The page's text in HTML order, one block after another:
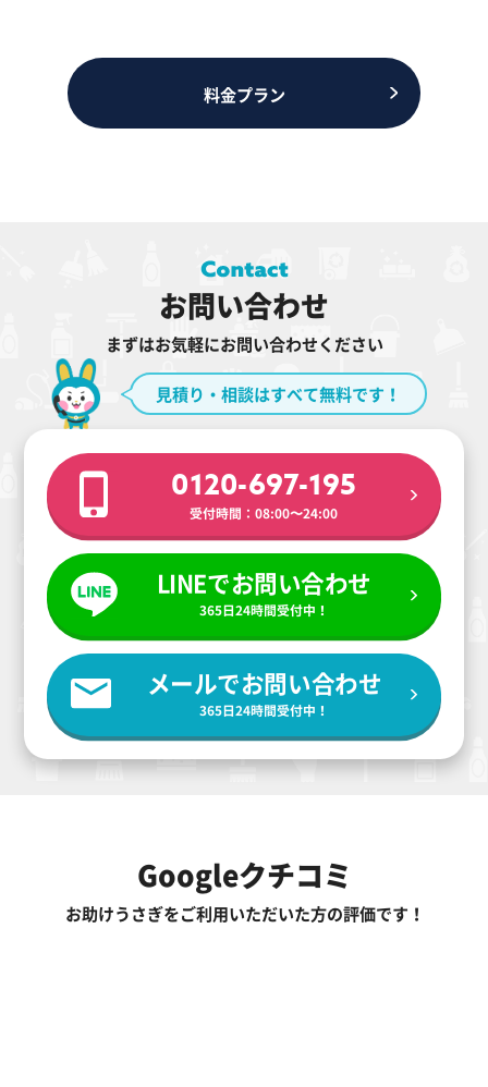
料金プラン
お問い合わせ
まずはお気軽にお問い合わせください
見積り・相談はすべて無料です！
0120-697-195
受付時間：08:00〜24:00
LINEでお問い合わせ
365日24時間受付中！
メールでお問い合わせ
365日24時間受付中！
Googleクチコミ
お助けうさぎをご利用いただいた方の評価です！